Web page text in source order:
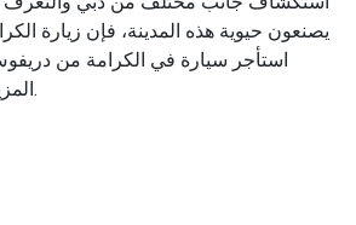
يصنعون حيوية هذه المدينة، فإن زيارة
استأجر سيارة في الكرامة من
المزيج الفريد من الثقافات.